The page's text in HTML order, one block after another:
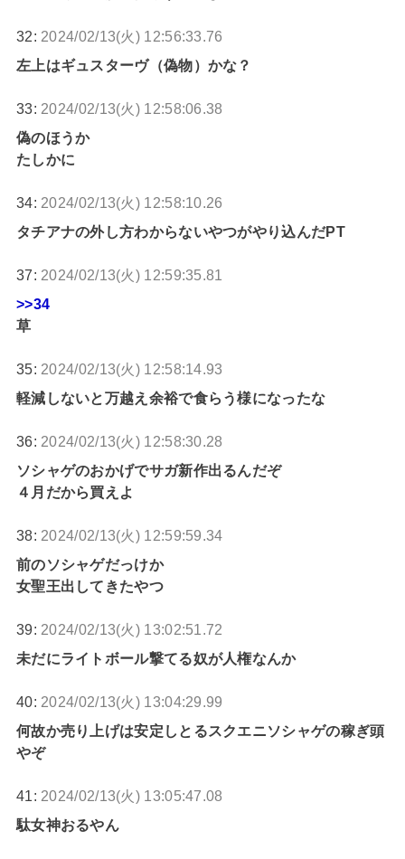
32: 2024/02/13(火) 12:56:33.76
左上はギュスターヴ（偽物）かな？
33: 2024/02/13(火) 12:58:06.38
偽のほうか
たしかに
34: 2024/02/13(火) 12:58:10.26
タチアナの外し方わからないやつがやり込んだPT
37: 2024/02/13(火) 12:59:35.81
>>34
草
35: 2024/02/13(火) 12:58:14.93
軽減しないと万越え余裕で食らう様になったな
36: 2024/02/13(火) 12:58:30.28
ソシャゲのおかげでサガ新作出るんだぞ
４月だから買えよ
38: 2024/02/13(火) 12:59:59.34
前のソシャゲだっけか
女聖王出してきたやつ
39: 2024/02/13(火) 13:02:51.72
未だにライトボール撃てる奴が人権なんか
40: 2024/02/13(火) 13:04:29.99
何故か売り上げは安定しとるスクエニソシャゲの稼ぎ頭
やぞ
41: 2024/02/13(火) 13:05:47.08
駄女神おるやん